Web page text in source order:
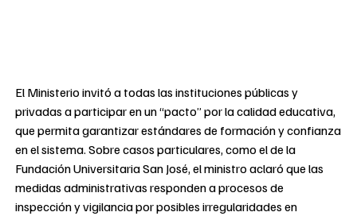
El Ministerio invitó a todas las instituciones públicas y
privadas a participar en un “pacto” por la calidad educativa,
que permita garantizar estándares de formación y confianza
en el sistema. Sobre casos particulares, como el de la
Fundación Universitaria San José, el ministro aclaró que las
medidas administrativas responden a procesos de
inspección y vigilancia por posibles irregularidades en